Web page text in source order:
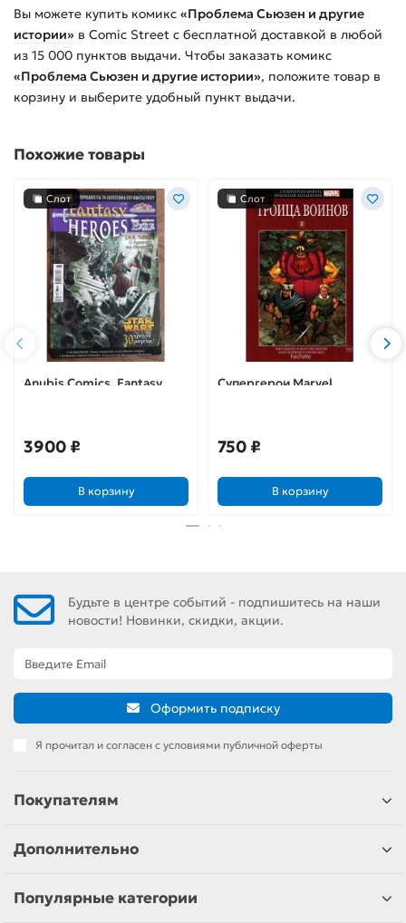
Вы можете купить комикс «Проблема Сьюзен и другие
истории» в Comic Street с бесплатной доставкой в любой
из 15 000 пунктов выдачи. Чтобы заказать комикс
«Проблема Сьюзен и другие истории», положите товар в
корзину и выберите удобный пункт выдачи.
Похожие товары
Слот
Anubis Comics. Fantasy
3900 ₽
В корзину
Слот
Супергерои Marvel.
750 ₽
В корзину
Будьте в центре событий - подпишитесь на наши
новости! Новинки, скидки, акции.
Оформить подписку
Я прочитал и согласен с условиями публичной оферты
Покупателям
Дополнительно
Популярные категории